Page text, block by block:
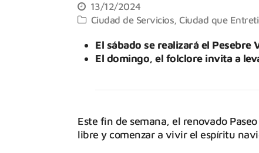
13/12/2024
Ciudad de Servicios, Ciudad que
El sábado se realizará el Pesebre
El domingo, el folclore invita a
Este fin de semana, el renovado
libre y comenzar a vivir el espíritu